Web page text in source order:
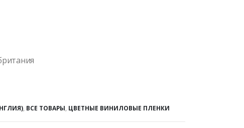
, ВСЕ ТОВАРЫ, ЦВЕТНЫЕ ВИНИЛОВЫЕ ПЛЕНКИ